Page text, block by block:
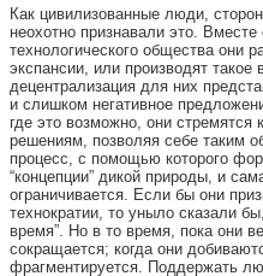
Как цивилизованные люди,
неохотно признавали это.
технологического общества они
экспансии, или производят
децентрализация для них
и слишком негативное
где это возможно, они стремятся
решениям, позволяя себе таким
процесс, с помощью которого
“концепции” дикой природы, и
ограничивается. Если бы они
технократии, то уныло сказали
время”. Но в то время, пока они
сокращается; когда они
фрагментируется. Поддержать